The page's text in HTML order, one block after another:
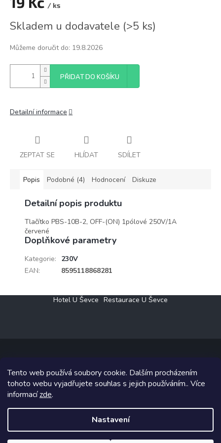
Tento web používá soubory cookie. Dalším procházením
tohoto webu vyjadřujete souhlas s jejich používáním.. Více
informacízde.
Nastavení
/ ks
cena:
Skladem u dodavatele (>5 ks)
Můžeme doručit do: 19.8.2026
PŘIDAT DO KOŠÍKU
Detailní informace
ZEPTAT SE HLÍDAT SDÍLET
Popis Podobné (4) Hodnocení Diskuze
Detailní popis produktu
Tlačítko PBS-10B-2, OFF-(ON) 1pólové 250V/1A
červené
Doplňkové parametry
Kategorie:
230V
EAN: 8595118868281
Hotel U Ševce Restaurace U Ševce
Copyright 2026Elektro Klesný s.r.o.. Všechna práva vyhrazena.
Grafický návrh vytvořil a na Shoptet implementoval
Shoptetak.cz.
Vytvořil Shoptet